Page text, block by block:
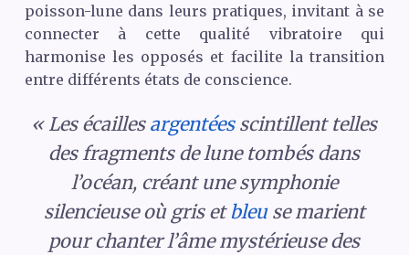
poisson-lune dans leurs pratiques, invitant à se
connecter à cette qualité vibratoire qui
harmonise les opposés et facilite la transition
entre différents états de conscience.
« Les écailles argentéesscintillent telles
des fragments de lune tombés dans
l’océan, créant une symphonie
silencieuse où gris et bleuse marient
pour chanter l’âme mystérieuse des